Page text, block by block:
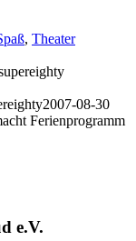
, Theater
2007-08-30
Ferienprogramm
e.V.